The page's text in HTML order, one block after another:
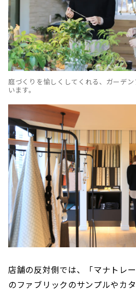
庭づくりを愉しくしてくれる、ガーデ
います。
店舗の反対側では、「マナトレ
のファブリックのサンプルやカ